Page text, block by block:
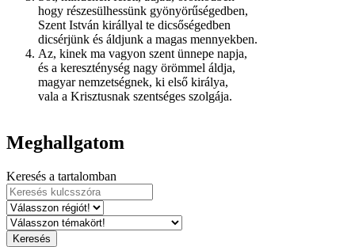
hogy részesülhessünk gyönyörűségedben,
Szent István királlyal te dicsőségedben
dicsérjünk és áldjunk a magas mennyekben.
Az, kinek ma vagyon szent ünnepe napja,
és a kereszténység nagy örömmel áldja,
magyar nemzetségnek, ki első királya,
vala a Krisztusnak szentséges szolgája.
Meghallgatom
Keresés a tartalomban